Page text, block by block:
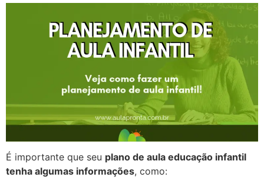
É importante que seu plano de aula educação infantil
tenha algumas informações, como: